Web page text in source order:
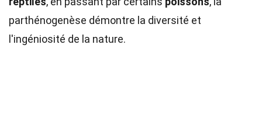
parthénogenèse démontre la diversité et
l'ingéniosité de la nature.